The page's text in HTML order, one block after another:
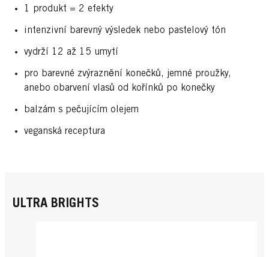
1 produkt = 2 efekty
intenzivní barevný výsledek nebo pastelový tón
vydrží 12 až 15 umytí
pro barevné zvýraznění konečků, jemné proužky,
anebo obarvení vlasů od kořínků po konečky
balzám s pečujícím olejem
veganská receptura
ULTRA BRIGHTS